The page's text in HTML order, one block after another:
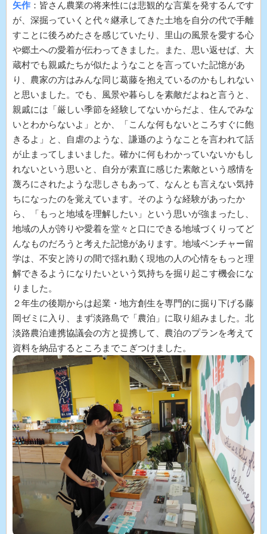
矢作 ：皆さん農業の将来性には悲観的な言葉を発するんです
が、深掘っていくと代々継承してきた土地を自分の代で手離
すことに後ろめたさを感じていたり、里山の風景を愛する心
や郷土への愛着が伝わってきました。また、思い返せば、大
蔵村でも親戚たちが似たようなことを言っていた記憶があ
り、農家の方はみんな同じ葛藤を抱えているのかもしれない
と思いました。でも、風景や暮らしを素敵だよねと言うと、
親戚には「厳しい季節を経験してないからだよ、住んでみな
いとわからないよ」とか、「こんな何もないところすぐに飽
きるよ」と、自虐のような、謙遜のようなことを言われて話
が止まってしまいました。確かに何もわかっていないかもし
れないという思いと、自分が素直に感じた素敵という感情を
蔑ろにされたような悲しさもあって、なんとも言えない気持
ちになったのを覚えています。そのような経験があったか
ら、「もっと地域を理解したい」という思いが強まったし、
地域の人が誇りや愛着を堂々と口にできる地域づくりってど
んなものだろうと考えた記憶があります。地域ベンチャー留
学は、不安と誇りの間で揺れ動く現地の人の心情をもっと理
解できるようになりたいという気持ちを掘り起こす機会にな
りました。
２年生の後期からは起業・地方創生を専門的に掘り下げる藤
岡ゼミに入り、まず淡路島で「農泊」に取り組みました。北
淡路農泊連携協議会の方と提携して、農泊のプランを考えて
資料を納品するところまでこぎつけました。